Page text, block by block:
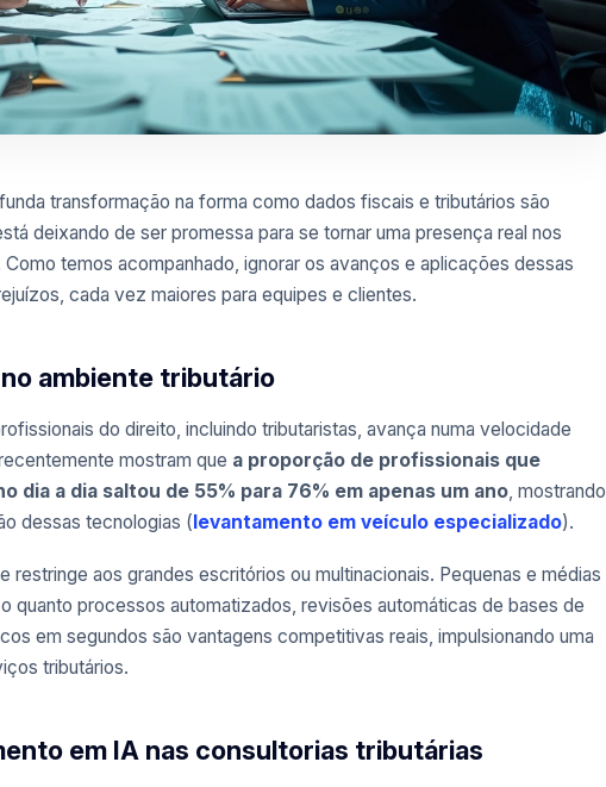
transformação na forma como dados fiscais e tributários são
deixando de ser promessa para se tornar uma presença real nos
temos acompanhado, ignorar os avanços e aplicações dessas
cada vez maiores para equipes e clientes.
ambiente tributário
do direito, incluindo tributaristas, avança numa velocidade
mostram que a proporção de profissionais que
dia a dia saltou de 55% para 76% em apenas um ano, mostrando
dessas tecnologias (levantamento em veículo especializado).
restringe aos grandes escritórios ou multinacionais. Pequenas e médias
quanto processos automatizados, revisões automáticas de bases de
em segundos são vantagens competitivas reais, impulsionando uma
tributários.
em IA nas consultorias tributárias